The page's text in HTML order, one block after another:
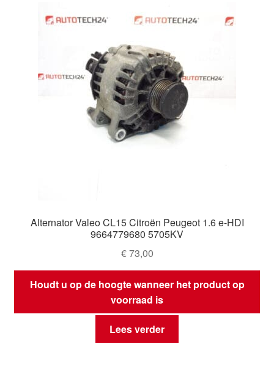
Alternator Valeo CL15 Citroën Peugeot 1.6 e-HDI
9664779680 5705KV
€73,00
Houdt u op de hoogte wanneer het product op
voorraad is
Lees verder